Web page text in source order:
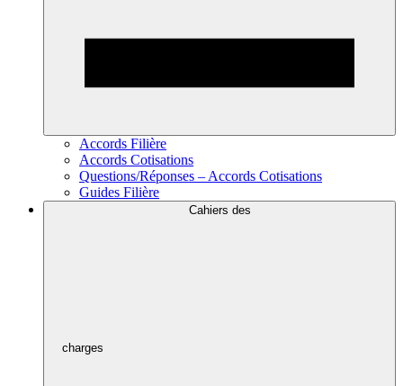
Accords Filière
Accords Cotisations
Questions/Réponses – Accords Cotisations
Guides Filière
Cahiers des
charges